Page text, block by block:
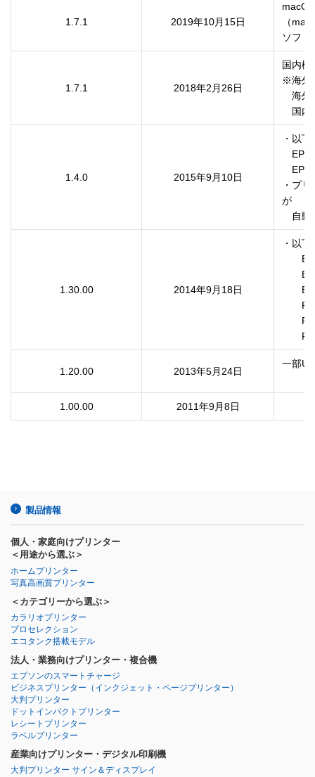
1.7.1 2019年10月15日
（
ソフ
1.7.1 2018年2月26日
国内機
※海外
海外
国内
1.4.0 2015年9月10日
・以
EP-
EP-
・プ
が
1.30.00 2014年9月18日
・以
E-
EP-
EP-
PX-
PX-
PX-
1.20.00 2013年5月24日
一部UI
1.00.00 2011年9月8日
製品情報
個人・家庭向けプリンター
＜用途から選ぶ＞
ホームプリンター
写真高画質プリンター
＜カテゴリーから選ぶ＞
カラリオプリンター
プロセレクション
エコタンク搭載モデル
法人・業務向けプリンター・複合機
エプソンのスマートチャージ
ビジネスプリンター （インクジェット・ページプリンター）
大判プリンター
ドットインパクトプリンター
レシートプリンター
ラベルプリンター
産業向けプリンター・デジタル印刷機
大判プリンター サイン＆ディスプレイ